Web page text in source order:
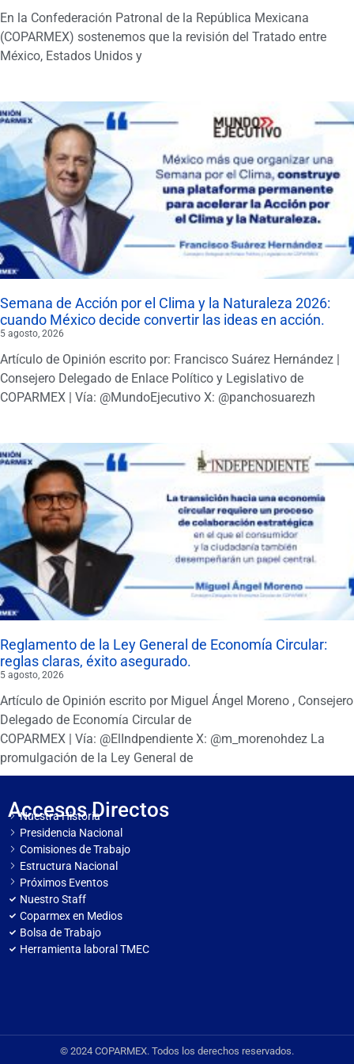
En la Confederación Patronal de la República Mexicana
(COPARMEX) sostenemos que la revisión del Tratado entre
México, Estados Unidos y
Semana de Acción por el Clima y la Naturaleza 2026:
cuando México decide convertir las ideas en acción.
5 agosto, 2026
Artículo de Opinión escrito por: Francisco Suárez Hernández |
Consejero Delegado de Enlace Político y Legislativo de
COPARMEX | Vía: @MundoEjecutivo X: @panchosuarezh
Reglamento de la Ley General de Economía Circular:
reglas claras, éxito asegurado.
5 agosto, 2026
Artículo de Opinión escrito por Miguel Ángel Moreno , Consejero
Delegado de Economía Circular de
COPARMEX | Vía: @ElIndpendiente X: @m_morenohdez La
promulgación de la Ley General de
Accesos Directos
Nuestra Historia
Presidencia Nacional
Comisiones de Trabajo
Estructura Nacional
Próximos Eventos
Nuestro Staff
Coparmex en Medios
Bolsa de Trabajo
Herramienta laboral TMEC
© 2024 COPARMEX. Todos los derechos reservados.